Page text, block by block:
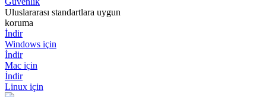
Uluslararası standartlara uygun
koruma
İndir
Windows için
İndir
Mac için
İndir
Linux için